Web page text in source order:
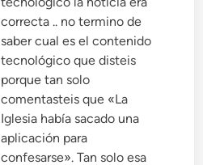
correcta .. no termino de
saber cual es el contenido
tecnológico que disteis
porque tan solo
comentasteis que «La
Iglesia había sacado una
aplicación para
confesarse». Tan solo esa